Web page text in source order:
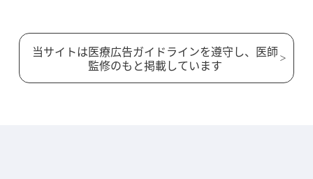
当サイトは医療広告ガイドラインを遵守し、医師
監修のもと掲載しています